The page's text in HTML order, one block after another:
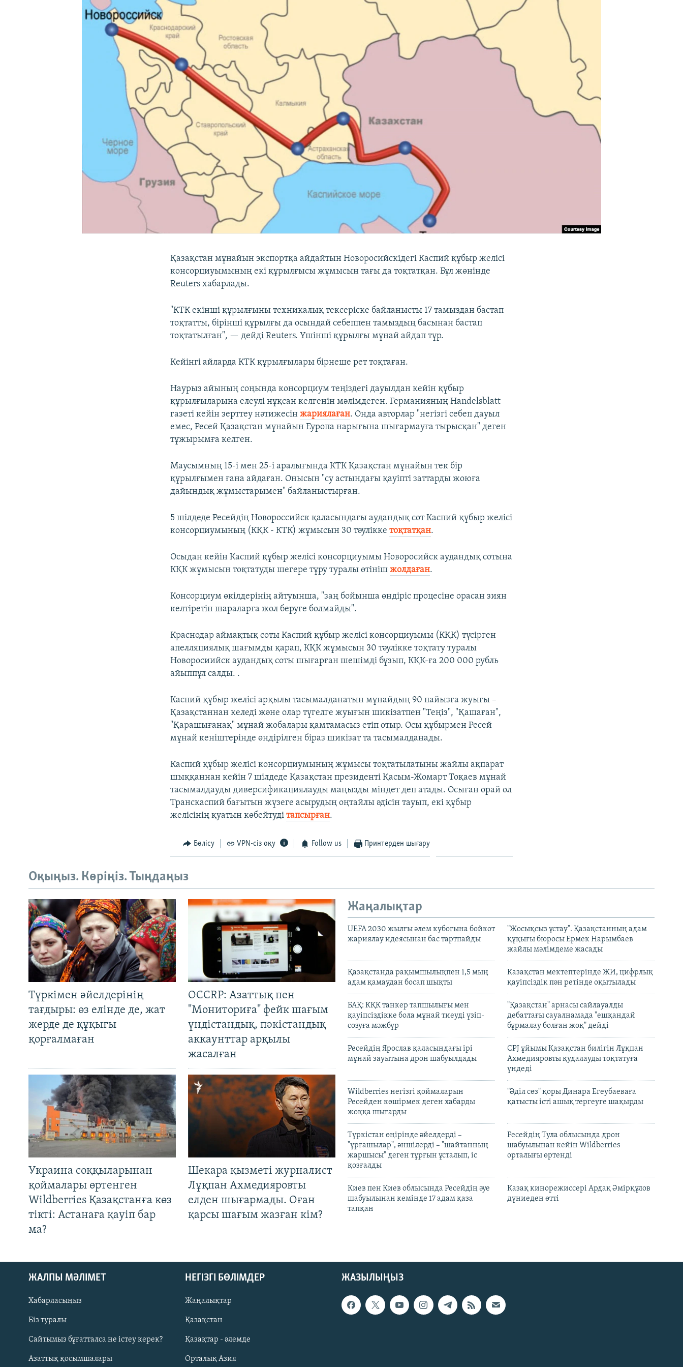
Русский
ЖАЗЫЛЫҢЫЗ
Қазақстан мұнайын экспортқа айдайтын Новоросийскідегі Каспий құбыр желісі
консорциуымының екі құрылғысы жұмысын тағы да тоқтатқан. Бұл жөнінде
Reuters хабарлады.
"КТК екінші құрылғыны техникалық тексеріске байланысты 17 тамыздан бастап
тоқтатты, бірінші құрылғы да осындай себеппен тамыздың басынан бастап
тоқтатылған", — дейді Reuters. Үшінші құрылғы мұнай айдап тұр.
Кейінгі айларда КТК құрылғылары бірнеше рет тоқтаған.
Наурыз айының соңында консорциум теңіздегі дауылдан кейін құбыр
құрылғыларына елеулі нұқсан келгенін мәлімдеген. Германияның Handelsblatt
газеті кейін зерттеу нәтижесінжариялаған. Онда авторлар "негізгі себеп дауыл
емес, Ресей Қазақстан мұнайын Еуропа нарығына шығармауға тырысқан" деген
тұжырымға келген.
Маусымның 15-і мен 25-і аралығында КТК Қазақстан мұнайын тек бір
құрылғымен ғана айдаған. Онысын "су астындағы қауіпті заттарды жоюға
дайындық жұмыстарымен" байланыстырған.
5 шілдеде Ресейдің Новороссийск қаласындағы аудандық сот Каспий құбыр желісі
консорциумының (КҚК - КТК) жұмысын 30 тәуліккетоқтатқан.
Осыдан кейін Каспий құбыр желісі консорциуымы Новоросийск аудандық сотына
КҚК жұмысын тоқтатуды шегере тұру туралы өтінішжолдаған.
Консорциум өкілдерінің айтуынша, "заң бойынша өндіріс процесіне орасан зиян
келтіретін шараларға жол беруге болмайды".
Краснодар аймақтық соты Каспий құбыр желісі консорциуымы (КҚК) түсірген
апелляциялық шағымды қарап, КҚК жұмысын 30 тәулікке тоқтату туралы
Новоросиийск аудандық соты шығарған шешімді бұзып, КҚК-ға 200 000 рубль
айыппұл салды. .
Каспий құбыр желісі арқылы тасымалданатын мұнайдың 90 пайызға жуығы –
Қазақстаннан келеді және олар түгелге жуығын шикізатпен "Теңіз", "Қашаған",
"Қарашығанақ" мұнай жобалары қамтамасыз етіп отыр. Осы құбырмен Ресей
мұнай кеніштерінде өндірілген біраз шикізат та тасымалданады.
Каспий құбыр желісі консорциумының жұмысы тоқтатылатыны жайлы ақпарат
шыққаннан кейін 7 шілдеде Қазақстан президенті Қасым-Жомарт Тоқаев мұнай
тасымалдауды диверсификациялауды маңызды міндет деп атады. Осыған орай ол
Транскаспий бағытын жүзеге асырудың оңтайлы әдісін тауып, екі құбыр
желісінің қуатын көбейтудітапсырған.
Бөлісу VPN-сіз оқу Follow us Принтерден шығару
Оқыңыз. Көріңіз. Тыңдаңыз
Түркімен әйелдерінің
тағдыры: өз елінде де, жат
жерде де құқығы
қорғалмаған
OCCRP: Азаттық пен
"Мониториға" фейк шағым
үндістандық, пәкістандық
аккаунттар арқылы
жасалған
Украина соққыларынан
қоймалары өртенген
Wildberries Қазақстанға көз
тікті: Астанаға қауіп бар
ма?
Шекара қызметі журналист
Лұқпан Ахмедияровты
елден шығармады. Оған
қарсы шағым жазған кім?
Жаңалықтар
UEFA 2030 жылғы әлем кубогына бойкот
жариялау идеясынан бас тартпайды
"Жосықсыз ұстау". Қазақстанның адам
құқығы бюросы Ермек Нарымбаев
жайлы мәлімдеме жасады
Қазақстанда рақымшылықпен 1,5 мың
адам қамаудан босап шықты
Қазақстан мектептерінде ЖИ, цифрлық
қауіпсіздік пән ретінде оқытылады
БАҚ: КҚК танкер тапшылығы мен
қауіпсіздікке бола мұнай тиеуді үзіп-
созуға мәжбүр
"Қазақстан" арнасы сайлауалды
дебаттағы сауалнамада "ешқандай
бұрмалау болған жоқ" дейді
Ресейдің Ярослав қаласындағы ірі
мұнай зауытына дрон шабуылдады
CPJ ұйымы Қазақстан билігін Лұқпан
Ахмедияровты қудалауды тоқтатуға
үндеді
Wildberries негізгі қоймаларын
Ресейден көшірмек деген хабарды
жоққа шығарды
"Әділ сөз" қоры Динара Егеубаеваға
қатысты істі ашық тергеуге шақырды
Түркістан өңірінде әйелдерді –
"ұрғашылар", әншілерді – "шайтанның
жаршысы" деген тұрғын ұсталып, іс
қозғалды
Ресейдің Тула облысында дрон
шабуылынан кейін Wildberries
орталығы өртенді
Киев пен Киев облысында Ресейдің әуе
шабуылынан кемінде 17 адам қаза
тапқан
Қазақ кинорежиссері Ардақ Әмірқұлов
дүниеден өтті
ЖАЗЫЛЫҢЫЗ
ЖАЛПЫ МӘЛІМЕТ
Хабарласыңыз
Біз туралы
Сайтымыз бұғатталса не істеу керек?
Азаттық қосымшалары
НЕГІЗГІ БӨЛІМДЕР
Жаңалықтар
Қазақстан
Қазақтар - әлемде
Орталық Азия